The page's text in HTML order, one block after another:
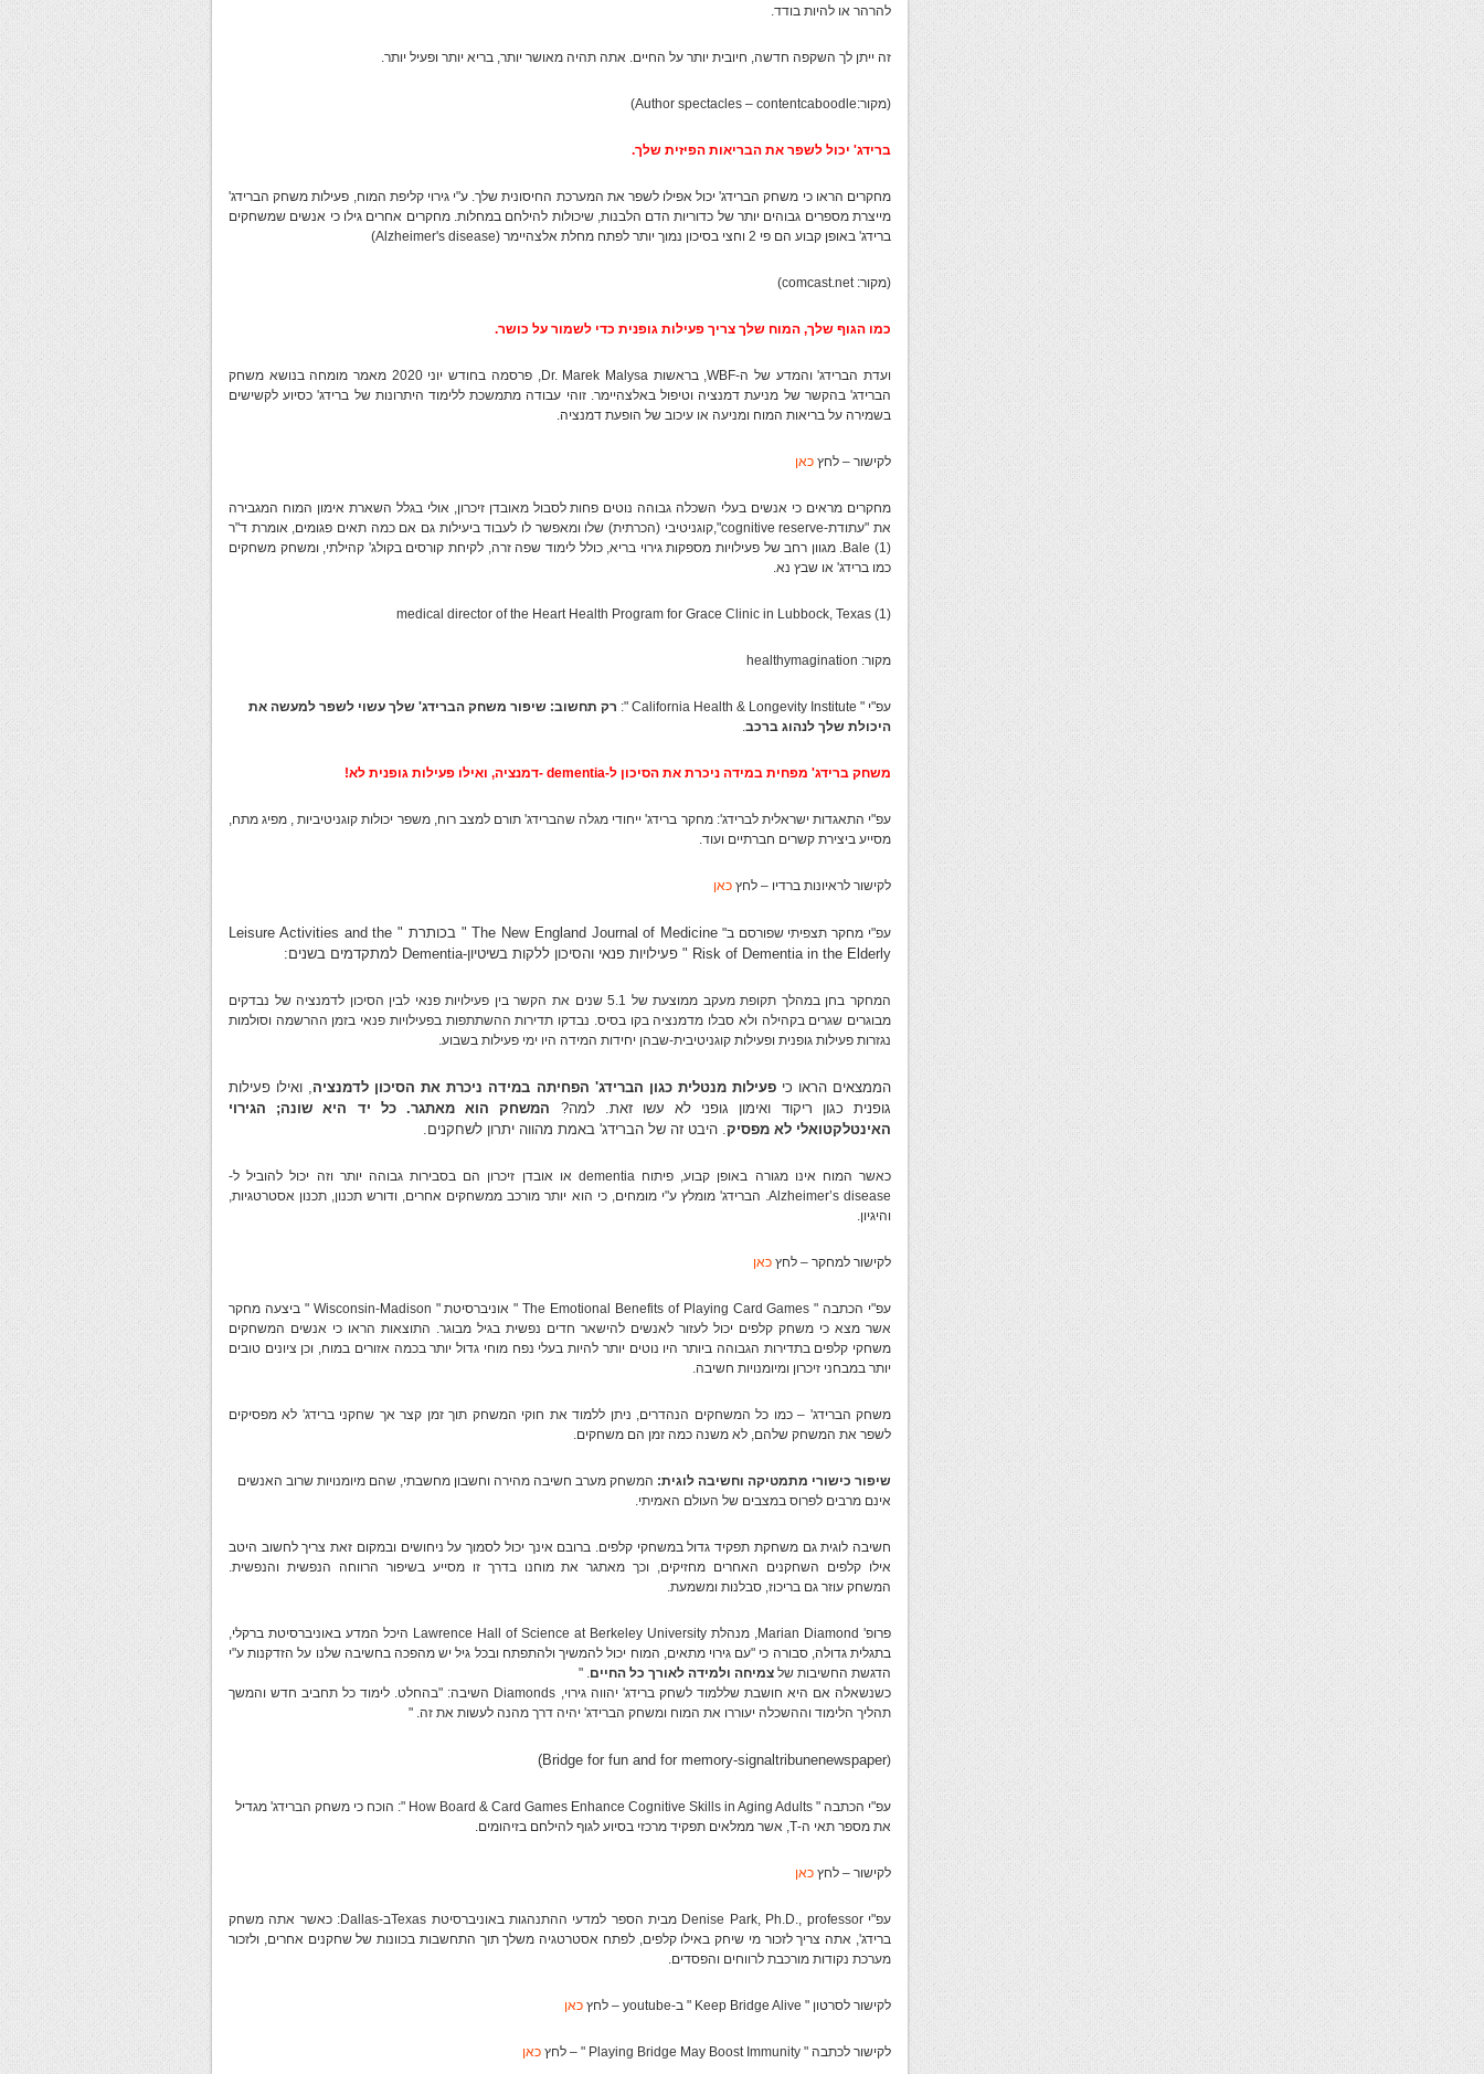
להרהר או להיות בודד.
זה ייתן לך השקפה חדשה, חיובית יותר על החיים. אתה תהיה מאושר יותר, בריא יותר ופעיל יותר.
(מקור:Author spectacles – contentcaboodle)
ברידג' יכול לשפר את הבריאות הפיזית שלך.
מחקרים הראו כי משחק הברידג' יכול אפילו לשפר את המערכת החיסונית שלך. ע"י גירוי קליפת המוח, פעילות משחק הברידג'
מייצרת מספרים גבוהים יותר של כדוריות הדם הלבנות, שיכולות להילחם במחלות. מחקרים אחרים גילו כי אנשים שמשחקים
ברידג' באופן קבוע הם פי 2 וחצי בסיכון נמוך יותר לפתח מחלת אלצהיימר (Alzheimer's disease)
(מקור: comcast.net)
כמו הגוף שלך, המוח שלך צריך פעילות גופנית כדי לשמור על כושר.
ועדת הברידג' והמדע של ה-WBF, בראשות Dr. Marek Malysa, פרסמה בחודש יוני 2020 מאמר מומחה בנושא משחק
הברידג' בהקשר של מניעת דמנציה וטיפול באלצהיימר. זוהי עבודה מתמשכת ללימוד היתרונות של ברידג' כסיוע לקשישים
בשמירה על בריאות המוח ומניעה או עיכוב של הופעת דמנציה.
לקישור – לחץ כאן
מחקרים מראים כי אנשים בעלי השכלה גבוהה נוטים פחות לסבול מאובדן זיכרון, אולי בגלל השארת אימון המוח המגבירה
את "עתודת-cognitive reserve",קוגניטיבי (הכרתית) שלו ומאפשר לו לעבוד ביעילות גם אם כמה תאים פגומים, אומרת ד"ר
(Bale (1. מגוון רחב של פעילויות מספקות גירוי בריא, כולל לימוד שפה זרה, לקיחת קורסים בקולג' קהילתי, ומשחק משחקים
כמו ברידג' או שבץ נא.
(1) medical director of the Heart Health Program for Grace Clinic in Lubbock, Texas
מקור: healthymagination
עפ"י " California Health & Longevity Institute ":
רק תחשוב: שיפור משחק הברידג' שלך עשוי לשפר למעשה את
היכולת שלך לנהוג ברכב.
משחק ברידג' מפחית במידה ניכרת את הסיכון ל-dementia -דמנציה, ואילו פעילות גופנית לא!
עפ"י התאגדות ישראלית לברידג': מחקר ברידג' ייחודי מגלה שהברידג' תורם למצב רוח, משפר יכולות קוגניטיביות , מפיג מתח,
מסייע ביצירת קשרים חברתיים ועוד.
לקישור לראיונות ברדיו – לחץ כאן
עפ"י מחקר תצפיתי שפורסם ב" The New England Journal of Medicine " בכותרת "
Leisure Activities and the
Risk of Dementia in the Elderly " פעילויות פנאי והסיכון ללקות בשיטיון-Dementia למתקדמים בשנים:
המחקר בחן במהלך תקופת מעקב ממוצעת של 5.1 שנים את הקשר בין פעילויות פנאי לבין הסיכון לדמנציה של נבדקים
מבוגרים שגרים בקהילה ולא סבלו מדמנציה בקו בסיס. נבדקו תדירות ההשתתפות בפעילויות פנאי בזמן ההרשמה וסולמות
נגזרות פעילות גופנית ופעילות קוגניטיבית-שבהן יחידות המידה היו ימי פעילות בשבוע.
הממצאים הראו כיפעילות מנטלית כגון הברידג' הפחיתה במידה ניכרת את הסיכון לדמנציה, ואילו פעילות
גופנית כגון ריקוד ואימון גופני לא עשו זאת. למה? המשחק הוא מאתגר. כל יד היא שונה; הגירוי
האינטלקטואלי לא מפסיק. היבט זה של הברידג' באמת מהווה יתרון לשחקנים.
כאשר המוח אינו מגורה באופן קבוע, פיתוח dementia או אובדן זיכרון הם בסבירות גבוהה יותר וזה יכול להוביל ל-
Alzheimer’s disease. הברידג' מומלץ ע"י מומחים, כי הוא יותר מורכב ממשחקים אחרים, ודורש תכנון, תכנון אסטרטגיות,
והיגיון.
לקישור למחקר – לחץ כאן
עפ"י הכתבה " The Emotional Benefits of Playing Card Games " אוניברסיטת " Wisconsin-Madison " ביצעה מחקר
אשר מצא כי משחק קלפים יכול לעזור לאנשים להישאר חדים נפשית בגיל מבוגר. התוצאות הראו כי אנשים המשחקים
משחקי קלפים בתדירות הגבוהה ביותר היו נוטים יותר להיות בעלי נפח מוחי גדול יותר בכמה אזורים במוח, וכן ציונים טובים
יותר במבחני זיכרון ומיומנויות חשיבה.
משחק הברידג' – כמו כל המשחקים הנהדרים, ניתן ללמוד את חוקי המשחק תוך זמן קצר אך שחקני ברידג' לא מפסיקים
לשפר את המשחק שלהם, לא משנה כמה זמן הם משחקים.
שיפור כישורי מתמטיקה וחשיבה לוגית: המשחק מערב חשיבה מהירה וחשבון מחשבתי, שהם מיומנויות שרוב האנשים
אינם מרבים לפרוס במצבים של העולם האמיתי.
חשיבה לוגית גם משחקת תפקיד גדול במשחקי קלפים. ברובם אינך יכול לסמוך על ניחושים ובמקום זאת צריך לחשוב היטב
אילו קלפים השחקנים האחרים מחזיקים, וכך מאתגר את מוחנו בדרך זו מסייע בשיפור הרווחה הנפשית והנפשית.
המשחק עוזר גם בריכוז, סבלנות ומשמעת.
פרופ' Marian Diamond, מנהלת Lawrence Hall of Science at Berkeley University היכל המדע באוניברסיטת ברקלי,
בתגלית גדולה, סבורה כי "עם גירוי מתאים, המוח יכול להמשיך ולהתפתח ובכל גיל יש מהפכה בחשיבה שלנו על הזדקנות ע"י
הדגשת החשיבות של צמיחה ולמידה לאורך כל החיים. "
כשנשאלה אם היא חושבת שללמוד לשחק ברידג' יהווה גירוי, Diamonds השיבה: "בהחלט. לימוד כל תחביב חדש והמשך
תהליך הלימוד וההשכלה יעוררו את המוח ומשחק הברידג' יהיה דרך מהנה לעשות את זה. "
(
Bridge for fun and for memory-signaltribunenewspaper)
עפ"י הכתבה " How Board & Card Games Enhance Cognitive Skills in Aging Adults ": הוכח כי משחק הברידג' מגדיל
את מספר תאי ה-T, אשר ממלאים תפקיד מרכזי בסיוע לגוף להילחם בזיהומים.
לקישור – לחץ כאן
עפ"י Denise Park, Ph.D., professor מבית הספר למדעי ההתנהגות באוניברסיטת Texasב-Dallas: כאשר אתה משחק
ברידג', אתה צריך לזכור מי שיחק באילו קלפים, לפתח אסטרטגיה משלך תוך התחשבות בכוונות של שחקנים אחרים, ולזכור
מערכת נקודות מורכבת לרווחים והפסדים.
לקישור לסרטון " Keep Bridge Alive " ב-youtube – לחץ כאן
לקישור לכתבה " Playing Bridge May Boost Immunity " – לחץ כאן